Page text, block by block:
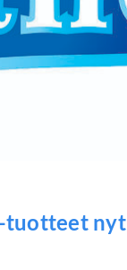
tuotteet nyt